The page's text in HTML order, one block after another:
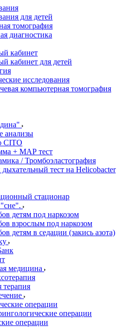
для детей
томография
диагностика
кабинет
кабинет для детей
исследования
компьютерная томография
анализы
CITO
+ МАР тест
/ Тромбоэластография
тест на Helicobacter
стационар
детям под наркозом
взрослым под наркозом
детям в седации (закись азота)
медицина
терапия
операции
операции
операции